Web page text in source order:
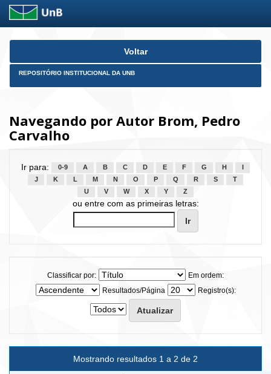
Skip
Voltar
REPOSITÓRIO INSTITUCIONAL DA UNB
Navegando por Autor Brom, Pedro
Carvalho
Ir para: 0-9 A B C D E F G H
J
K L M N O P Q R S
T
U
V W X Y Z
ou entre com as primeiras letras:
Classificar por:
Em ordem:
Resultados/Página
Registro(s):
Mostrando resultados 1 a 2 de 2